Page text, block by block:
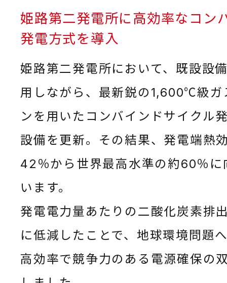
姫路第二発電所に高効率なコン
発電方式を導入
姫路第二発電所において、既設設
用しながら、最新鋭の1,600℃級ガ
ンを用いたコンバインドサイクル
設備を更新。その結果、発電端熱
42％から世界最高水準の約60％に
います。
発電電力量あたりの二酸化炭素排
に低減したことで、地球環境問題
高効率で競争力のある電源確保の